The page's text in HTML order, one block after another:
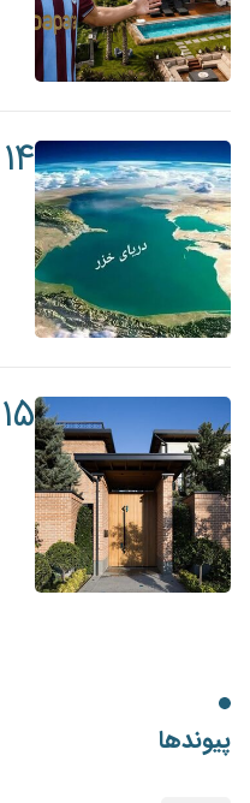
۱۴
۱۵
پیوندها